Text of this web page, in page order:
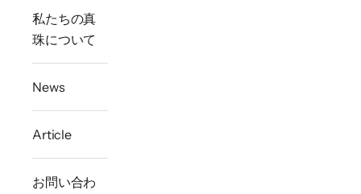
私たちの真
珠について
News
Article
お問い合わ